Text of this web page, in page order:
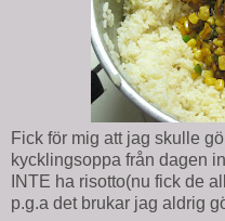
Fick för mig att jag skulle
kycklingsoppa från dagen
INTE ha risotto(nu fick de
p.g.a det brukar jag aldrig